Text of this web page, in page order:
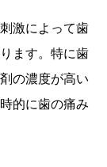
激によって歯
ます。特に歯
の濃度が高い
的に歯の痛み